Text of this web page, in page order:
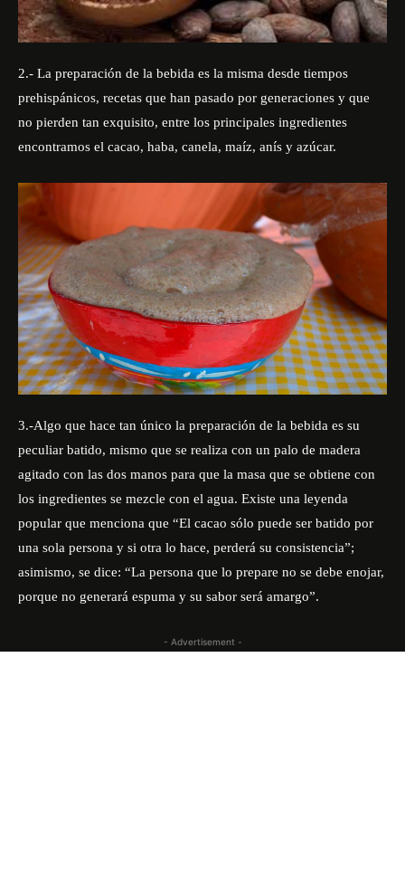
2.- La preparación de la bebida es la misma desde tiempos
prehispánicos, recetas que han pasado por generaciones y que
no pierden tan exquisito, entre los principales ingredientes
encontramos el cacao, haba, canela, maíz, anís y azúcar.
3.-Algo que hace tan único la preparación de la bebida es su
peculiar batido, mismo que se realiza con un palo de madera
agitado con las dos manos para que la masa que se obtiene con
los ingredientes se mezcle con el agua. Existe una leyenda
popular que menciona que “El cacao sólo puede ser batido por
una sola persona y si otra lo hace, perderá su consistencia”;
asimismo, se dice: “La persona que lo prepare no se debe enojar,
porque no generará espuma y su sabor será amargo”.
- Advertisement -